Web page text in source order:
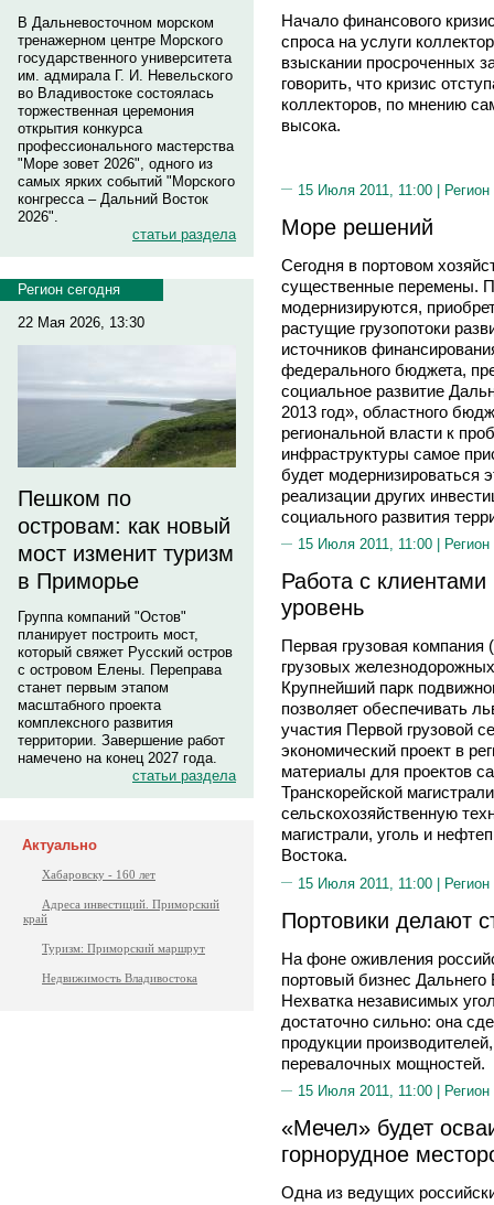
В Дальневосточном морском
тренажерном центре Морского
государственного университета
им. адмирала Г. И. Невельского
во Владивостоке состоялась
торжественная церемония
открытия конкурса
профессионального мастерства
"Море зовет 2026", одного из
самых ярких событий "Морского
конгресса – Дальний Восток
2026".
статьи раздела
Регион сегодня
22 Мая 2026, 13:30
Пешком по
островам: как новый
мост изменит туризм
в Приморье
Группа компаний "Остов"
планирует построить мост,
который свяжет Русский остров
с островом Елены. Переправа
станет первым этапом
масштабного проекта
комплексного развития
территории. Завершение работ
намечено на конец 2027 года.
статьи раздела
Актуально
Хабаровску - 160 лет
Адреса инвестиций. Приморский
край
Туризм: Приморский маршрут
Недвижимость Владивостока
Начало финансового
спроса на услуги
взыскании просроченных
говорить, что кризис
коллекторов, по мнению
высока.
15 Июля 2011, 11:00 | Регион
Море решений
Сегодня в портовом
существенные перемены.
модернизируются,
растущие грузопотоки
источников
федерального бюджета,
социальное развитие
2013 год», областного
региональной власти к
инфраструктуры самое
будет модернизироваться
реализации других
социального развития
15 Июля 2011, 11:00 |
Работа с
уровень
Первая грузовая
грузовых
Крупнейший парк
позволяет обеспечивать
участия Первой грузовой
экономический проект в
материалы для проектов
Транскорейской
сельскохозяйственную
магистрали, уголь и
Востока.
15 Июля 2011, 11:00 | Регион
Портовики делают
На фоне оживления
портовый бизнес Дальнего
Нехватка независимых
достаточно сильно: она
продукции
перевалочных мощностей.
15 Июля 2011, 11:00 |
«Мечел» будет
горнорудное
Одна из ведущих